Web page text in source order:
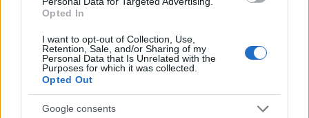
Opted In
I want to opt-out of Collection, Use,
Retention, Sale, and/or Sharing of my
Personal Data that Is Unrelated with the
Purposes for which it was collected.
Opted Out
Google consents
Per il direttore generale di ACI World, Justin
Erbacci, “È fondamentale che gli aeroporti, le
compagnie aeree e i responsabili politici
intraprendano azioni coraggiose e
lungimiranti per anticipare e soddisfare le
esigenze del futuro”.